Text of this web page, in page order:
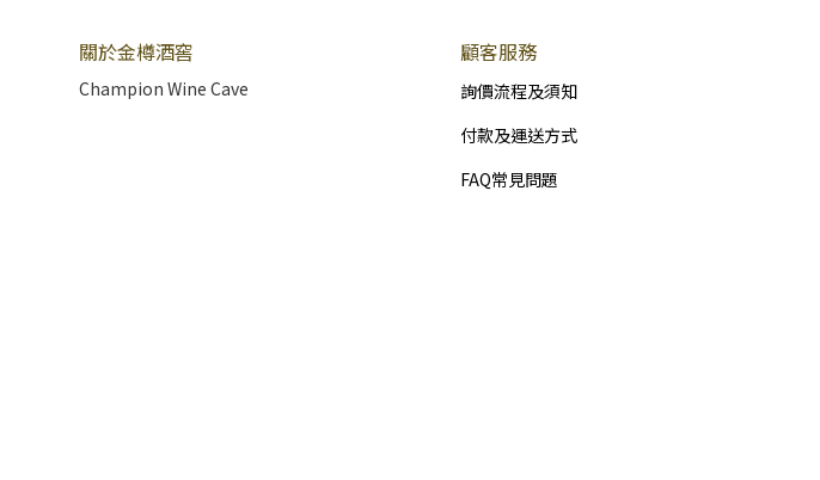
關於金樽酒窖
Champion Wine Cave
顧客服務
詢價流程及須知
付款及運送方式
FAQ常見問題